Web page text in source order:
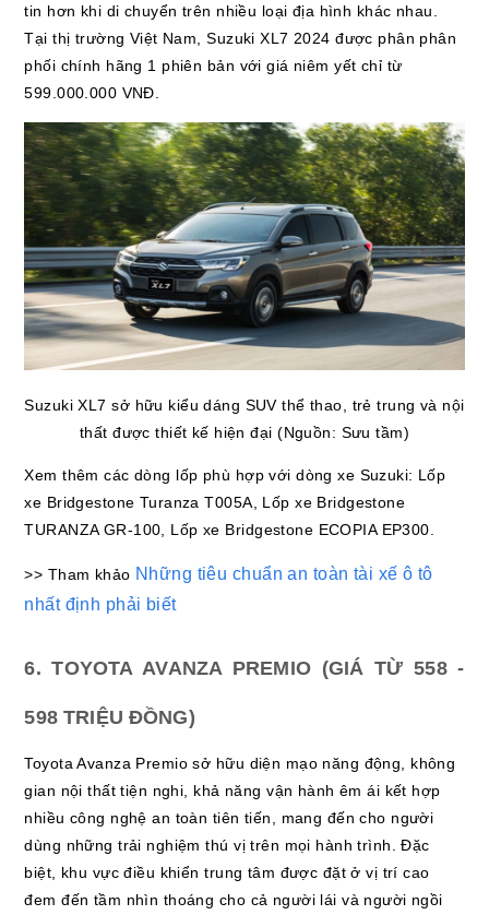
tin hơn khi di chuyển trên nhiều loại địa hình khác nhau.
Tại thị trường Việt Nam, Suzuki XL7 2024 được phân phân
phối chính hãng 1 phiên bản với giá niêm yết chỉ từ
599.000.000 VNĐ.
Suzuki XL7 sở hữu kiểu dáng SUV thể thao, trẻ trung và nội
thất được thiết kế hiện đại (Nguồn: Sưu tầm)
Xem thêm các dòng lốp phù hợp với dòng xe Suzuki: Lốp
xe Bridgestone Turanza T005A, Lốp xe Bridgestone
TURANZA GR-100, Lốp xe Bridgestone ECOPIA EP300.
>> Tham khảo Những tiêu chuẩn an toàn tài xế ô tô
nhất định phải biết
6. TOYOTA AVANZA PREMIO (GIÁ TỪ 558 -
598 TRIỆU ĐỒNG)
Toyota Avanza Premio sở hữu diện mạo năng động, không
gian nội thất tiện nghi, khả năng vận hành êm ái kết hợp
nhiều công nghệ an toàn tiên tiến, mang đến cho người
dùng những trải nghiệm thú vị trên mọi hành trình. Đặc
biệt, khu vực điều khiển trung tâm được đặt ở vị trí cao
đem đến tầm nhìn thoáng cho cả người lái và người ngồi